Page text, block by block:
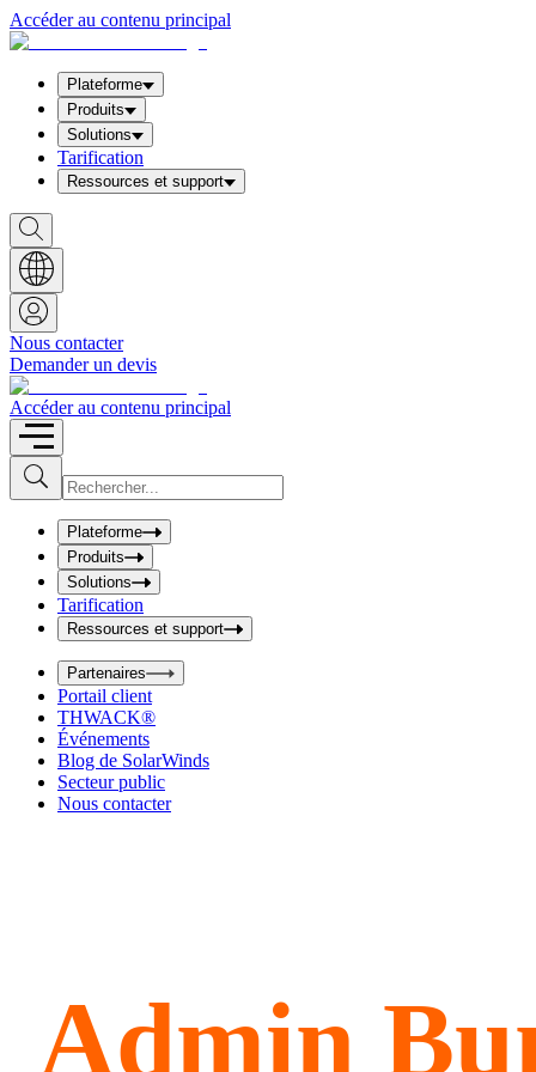
Accéder au contenu principal
Plateforme
Produits
Solutions
Tarification
Ressources et support
S
h
o
w
S
e
a
r
c
h
b
o
x
Nous contacter
Demander un devis
Accéder au contenu principal
S
u
b
I
n
u
t
S
e
a
r
c
h
b
o
x
Plateforme
Produits
Solutions
Tarification
Ressources et support
Partenaires
Portail client
THWACK®
Événements
Blog de SolarWinds
Secteur public
Nous contacter
Admin